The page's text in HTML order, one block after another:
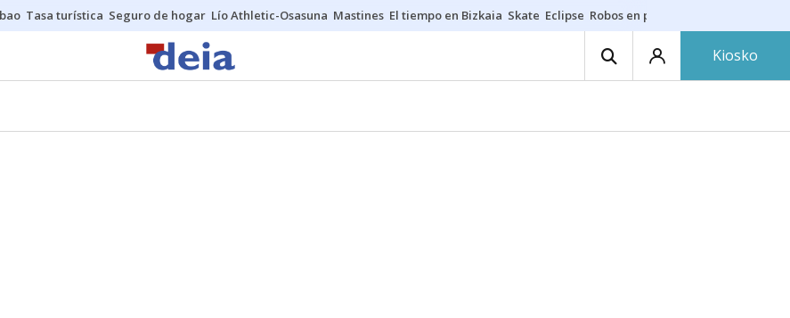
Tasa turística Seguro de hogar Lío Athletic-Osasuna Mastines El tiempo en Bizkaia Skate Eclipse Robos en playas
Kiosko